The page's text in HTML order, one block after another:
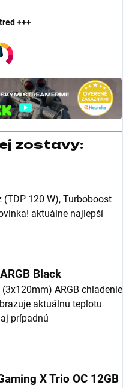
+++
zostavy:
(TDP 120 W), Turboboost
aktuálne najlepší
Black
ARGB chladenie
aktuálnu teplotu
prípadnú
X Trio OC 12GB